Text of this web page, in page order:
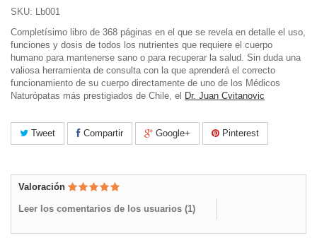
SKU:
Lb001
Completísimo libro de 368 páginas en el que se revela en detalle el uso,
funciones y dosis de todos los nutrientes que requiere el cuerpo
humano para mantenerse sano o para recuperar la salud. Sin duda una
valiosa herramienta de consulta con la que aprenderá el correcto
funcionamiento de su cuerpo directamente de uno de los Médicos
Naturópatas más prestigiados de Chile, el Dr. Juan Cvitanovic
Tweet Compartir Google+ Pinterest
Valoración
Leer los comentarios de los usuarios (1)